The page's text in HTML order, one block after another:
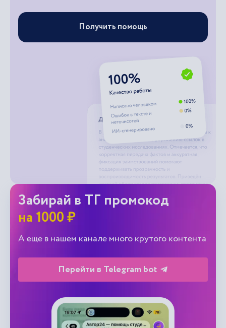
Получить помощь
Забирай в ТГ промокод
на 1000 ₽
А еще в нашем канале много крутого контента
Перейти в Telegram bot